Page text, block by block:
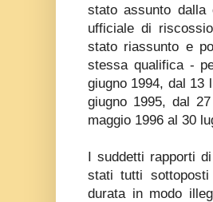
stato assunto
ufficiale di
stato riassunto e
stessa qualifica -
giugno 1994, dal 13
giugno 1995, dal
maggio 1996 al 30
I suddetti rapporti
stati tutti
durata in modo